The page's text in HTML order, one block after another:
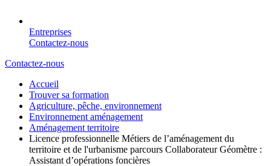
Entreprises
Contactez-nous
Contactez-nous
Accueil
Trouver sa formation
Agriculture, pêche, environnement
Environnement aménagement
Aménagement territoire
Licence professionnelle Métiers de l’aménagement du
territoire et de l'urbanisme parcours Collaborateur Géomètre :
Assistant d’opérations foncières